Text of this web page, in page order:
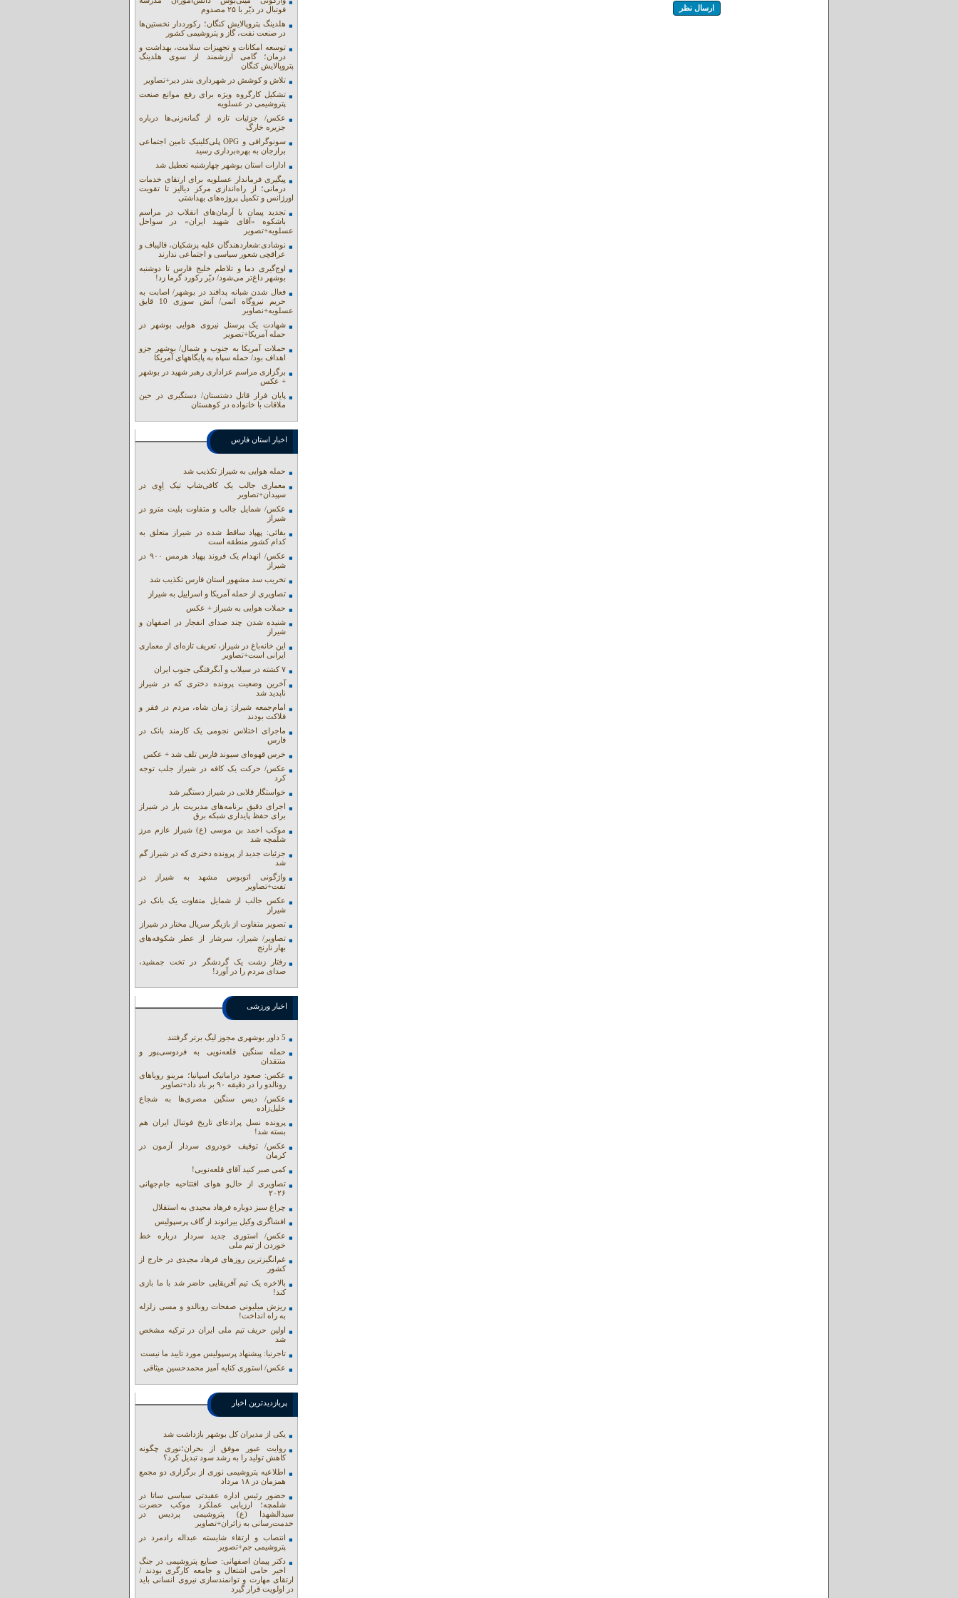
فوتبال در دیّر با ۲۵ مصدوم
هلدینگ پتروپالایش کنگان؛ رکورددار نخستین‌ها
در صنعت نفت، گاز و پتروشیمی کشور
توسعه امکانات و تجهیزات سلامت، بهداشت و
درمان؛ گامی ارزشمند از سوی هلدینگ
پتروپالایش کنگان
تلاش و کوشش در شهرداری بندر دیر+تصاویر
تشکیل کارگروه ویژه برای رفع موانع صنعت
پتروشیمی در عسلویه
عکس/ جزئیات تازه از گمانه‌زنی‌ها درباره
جزیره خارگ
سونوگرافی و OPG پلی‌کلینیک تامین اجتماعی
برازجان به بهره‌برداری رسید
ادارات استان بوشهر چهارشنبه تعطیل شد
پیگیری فرماندار عسلویه برای ارتقای خدمات
درمانی؛ از راه‌اندازی مرکز دیالیز تا تقویت
اورژانس و تکمیل پروژه‌های بهداشتی
تجدید پیمان با آرمان‌های انقلاب در مراسم
باشکوه «آقای شهید ایران» در سواحل
عسلویه+تصویر
نوشادی:شعاردهندگان علیه پزشکیان، قالیباف و
عراقچی شعور سیاسی و اجتماعی ندارند
اوج‌گیری دما و تلاطم خلیج فارس تا دوشنبه
بوشهر داغ‌تر می‌شود/ دیّر رکورد گرما زد!
فعال شدن شبانه پدافند در بوشهر/ اصابت به
حریم نیروگاه اتمی/ آتش سوزی 10 قایق
عسلویه+نصاویر
شهادت یک پرسنل نیروی هوایی بوشهر در
حمله آمریکا+تصویر
حملات آمریکا به جنوب و شمال/ بوشهر جزو
اهداف بود/ حمله سپاه به پایگاههای آمریکا
برگزاری مراسم عزاداری رهبر شهید در بوشهر
+ عکس
پایان فرار قاتل دشتستان/ دستگیری در حین
ملاقات با خانواده در کوهستان
اخبار استان فارس
حمله هوایی به شیراز تکذیب شد
معماری جالب یک کافی‌شاپ تیک اِوِی در
سپیدان+تصاویر
عکس/ شمایل جالب و متفاوت بلیت مترو در
شیراز
بقائی: پهپاد ساقط شده در شیراز متعلق به
کدام کشور منطقه است
عکس/ انهدام یک فروند پهپاد هرمس ۹۰۰ در
شیراز
تخریب سد مشهور استان فارس تکذیب شد
تصاویری از حمله آمریکا و اسراییل به شیراز
حملات هوایی به شیراز + عکس
شنیده شدن چند صدای انفجار در اصفهان و
شیراز
این خانه‌باغ در شیراز، تعریف تازه‌ای از معماری
ایرانی است+تصاویر
۷ کشته در سیلاب و آبگرفتگی جنوب ایران
آخرین وضعیت پرونده دختری که در شیراز
ناپدید شد
امام‌جمعه شیراز: زمان شاه، مردم در فقر و
فلاکت بودند
ماجرای اختلاس نجومی یک کارمند بانک در
فارس
خرس قهوه‌ای سیوند فارس تلف شد + عکس
عکس/ حرکت یک کافه در شیراز جلب توجه
کرد
خواستگار قلابی در شیراز دستگیر شد
اجرای دقیق برنامه‌های مدیریت بار در شیراز
برای حفظ پایداری شبکه برق
موکب احمد بن موسی (ع) شیراز عازم مرز
شلمچه شد
جزئیات جدید از پرونده دختری که در شیراز گم
شد
واژگونی اتوبوس مشهد به شیراز در
تفت+تصاویر
عکس جالب از شمایل متفاوت یک بانک در
شیراز
تصویر متفاوت از بازیگر سریال مختار در شیراز
تصاویر/ شیراز، سرشار از عطر شکوفه‌های
بهار نارنج
رفتار زشت یک گردشگر در تخت جمشید،
صدای مردم را در آورد!
اخبار ورزشی
5 داور بوشهری مجوز لیگ برتر گرفتند
حمله سنگین قلعه‌نویی به فردوسی‌پور و
منتقدان
عکس: صعود دراماتیک اسپانیا؛ مرینو رویاهای
رونالدو را در دقیقه ۹۰ بر باد داد+تصاویر
عکس/ دیس سنگین مصری‌ها به شجاع
خلیل‌زاده
پرونده نسل پرادعای تاریخ فوتبال ایران هم
بسته شد!
عکس/ توقیف خودروی سردار آزمون در
کرمان
کمی صبر کنید آقای قلعه‌نویی!
تصاویری از حال‌و هوای افتتاحیه جام‌جهانی
۲۰۲۶
چراغ سبز دوباره فرهاد مجیدی به استقلال
افشاگری وکیل بیرانوند از گاف‌ پرسپولیس
عکس/ استوری جدید سردار درباره خط
خوردن از تیم ملی
غم‌انگیزترین روزهای فرهاد مجیدی در خارج از
کشور
بالاخره یک تیم آفریقایی حاضر شد با ما بازی
کند!
ریزش میلیونی صفحات رونالدو و مسی زلزله
به راه انداخت!
اولین حریف تیم ملی ایران در ترکیه مشخص
شد
تاجرنیا: پیشنهاد پرسپولیس مورد تایید ما نیست
عکس/ استوری کنایه آمیز محمدحسین میثاقی
پربازدیدترین اخبار
یکی از مدیران کل بوشهر بازداشت شد
روایت عبور موفق از بحران؛نوری چگونه
کاهش تولید را به رشد سود تبدیل کرد؟
اطلاعیه پتروشیمی نوری از برگزاری دو مجمع
همزمان در ۱۸ مرداد
حضور رئیس اداره عقیدتی سیاسی ساتا در
شلمچه؛ ارزیابی عملکرد موکب حضرت
سیدالشهدا (ع) پتروشیمی پردیس در
خدمت‌رسانی به زائران+تصاویر
انتصاب و ارتقاء شایسته عبداله رادمرد در
پتروشیمی جم+تصویر
دکتر پیمان اصفهانی: صنایع پتروشیمی در جنگ
اخیر حامی اشتغال و جامعه کارگری بودند /
ارتقای مهارت و توانمندسازی نیروی انسانی باید
در اولویت قرار گیرد